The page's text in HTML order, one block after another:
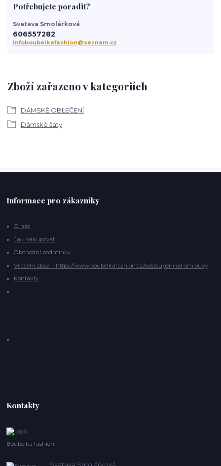
Zboží zařazeno v kategoriích
DÁMSKÉ OBLEČENÍ
Dámské šaty
Potřebujete poradit?
Svatava Smolárková
606557282
infoboubelkafashion@seznam.cz
Informace pro zákazníky
O nás
Jak nakupovat
Obchodní podmínky
Vrácení zboží - https://www.boubelkafashion.cz/odstoupeni-od-smlouvy
Kontakty
Kontakty
Boubelka fashion